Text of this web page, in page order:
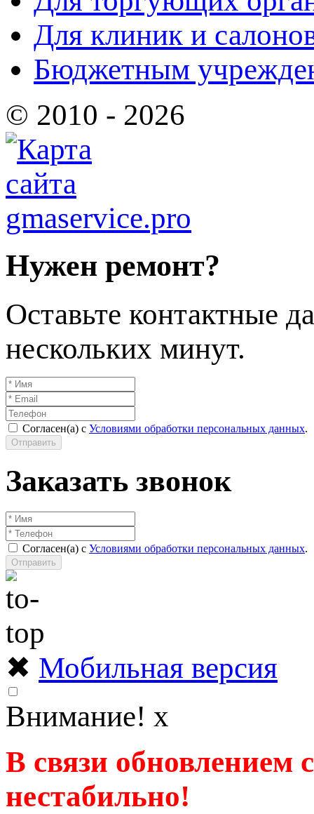
Для клиник и
Бюджетным
© 2010 - 2026
Нужен ремонт?
Оставьте контактные
нескольких минут.
Согласен(а) с Условиями обработки персональных данных.
Отправить
Заказать звонок
Согласен(а) с Условиями обработки персональных данных.
Отправить
✖ Мобильная версия
Внимание! x
В связи обновлением
нестабильно!